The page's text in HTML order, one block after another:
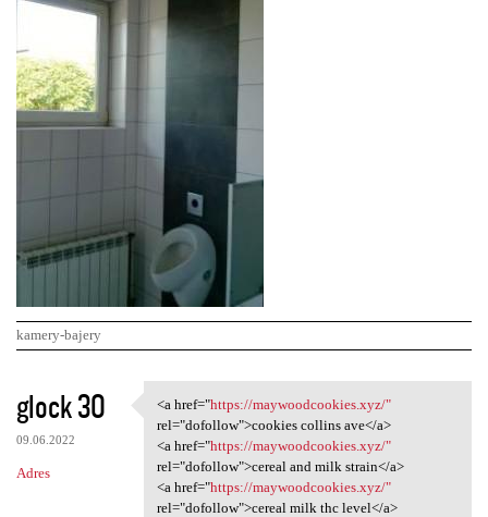
kamery-bajery
K
o
m
e
glock 30
09.06.2022
Adres
<a href="https:/
<a href="https://maywoodcookies.xyz/"
rel="dofollow">cookies collins ave</a>
<a href="https://maywoodcookies.xyz/"
rel="dofollow">cereal and milk strain</a>
<a href="https://maywoodcookies.xyz/"
rel="dofollow">cereal milk thc level</a>